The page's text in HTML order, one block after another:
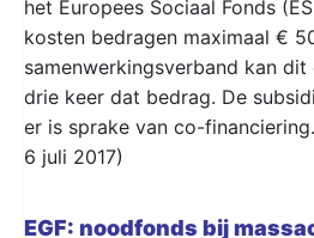
het Europees Sociaal Fonds
kosten bedragen maximaal €
samenwerkingsverband kan
drie keer dat bedrag. De
er is sprake van co-
6 juli 2017)
EGF: noodfonds bij